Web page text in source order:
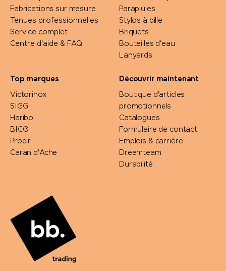
DÉTAILS
Fabrications sur mesure
Tenues professionnelles
Service complet
Centre d'aide & FAQ
Parapluies
Stylos à bille
Briquets
Bouteilles d'eau
Lanyards
Top marques
Victorinox
SIGG
Haribo
BIC®
Prodir
Caran d'Ache
Découvrir maintenant
Boutique d'articles
promotionnels
Catalogues
Formulaire de contact
Emplois & carrière
Dreamteam
Durabilité